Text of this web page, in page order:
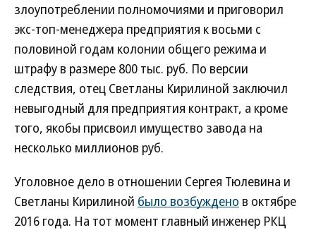
злоупотреблении полномочиями и приговорил
экс-топ-менеджера предприятия к восьми с
половиной годам колонии общего режима и
штрафу в размере 800 тыс. руб. По версии
следствия, отец Светланы Кирилиной заключил
невыгодный для предприятия контракт, а кроме
того, якобы присвоил имущество завода на
несколько миллионов руб.
Уголовное дело в отношении Сергея Тюлевина и
Светланы Кирилиной было возбуждено в октябре
2016 года. На тот момент главный инженер РКЦ